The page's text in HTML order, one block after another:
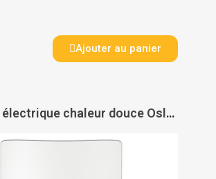
Ajouter au panier
Radiateur électrique chaleur douce Oslo 2 vertical - INTUIS